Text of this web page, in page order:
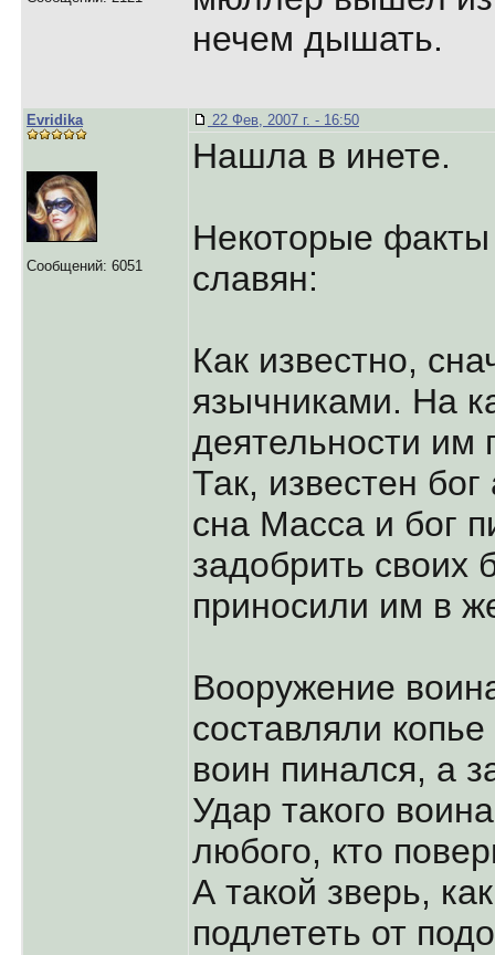
нечем дышать.
Evridika
Сообщений: 6051
22 Фев, 2007 г. - 16:50
Нашла в инете.
Некоторые
славян:
Как известно,
язычниками. На
деятельности им
Так, известен
сна Масса и бог
задобрить своих
приносили им в
Вооружение
составляли
воин пинался, а
Удар такого
любого, кто
А такой зверь,
подлететь от